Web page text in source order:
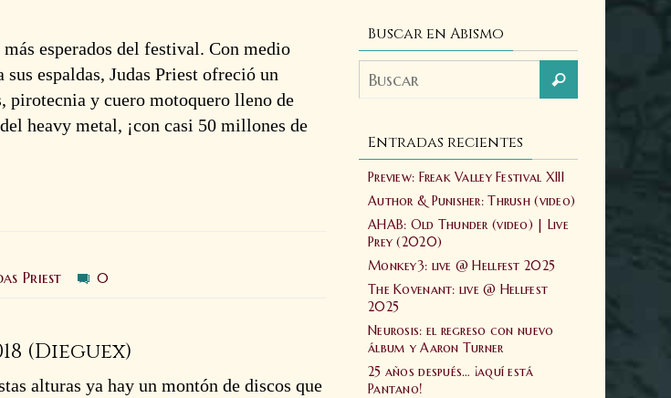
esperados del festival. Con medio
sus espaldas, Judas Priest ofreció un
y cuero motoquero lleno de
heavy metal, ¡con casi 50 millones de
Priest 0
(Dieguex)
alturas ya hay un montón de discos que
Buscar en Abismo
Entradas recientes
Preview: Freak Valley Festival XIII
Author & Punisher: Thrush (video)
AHAB: Old Thunder (video) | Live
Prey (2020)
Monkey3: live @ Hellfest 2025
The Kovenant: live @ Hellfest
2025
Neurosis: el regreso con nuevo
álbum y Aaron Turner
25 años después… ¡aquí está
Pantano!